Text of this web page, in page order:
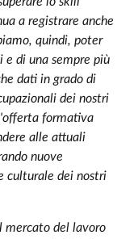
a registrare anche
quindi, poter
e di una sempre più
dati in grado di
dei nostri
formativa
alle attuali
nuove
culturale dei nostri
mercato del lavoro